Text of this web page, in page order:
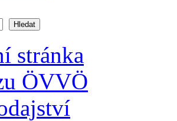
stránka
ÖVVÖ